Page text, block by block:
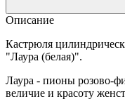
Описание
Кастрюля
"Лаура (белая)".
Лаура - пионы розово-
величие и красоту